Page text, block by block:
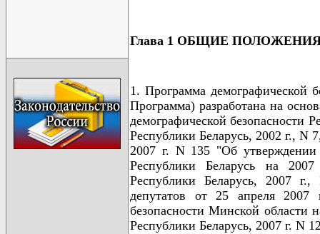
Глава 1 ОБЩИЕ
1. Программа демографической
Программа) разработана на
демографической безопасности
Республики Беларусь, 2002 г., N
2007 г. N 135 "Об утверждении
Республики Беларусь на
Республики Беларусь, 2007
депутатов от 25 апреля
безопасности Минской области
Республики Беларусь, 2007 г. N